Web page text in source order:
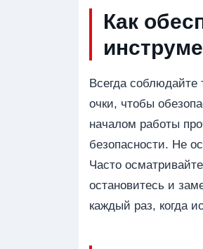
Как
Всегда соблюдайте
очки, чтобы
началом работы
безопасности. Не
Часто
остановитесь и
каждый раз, когда